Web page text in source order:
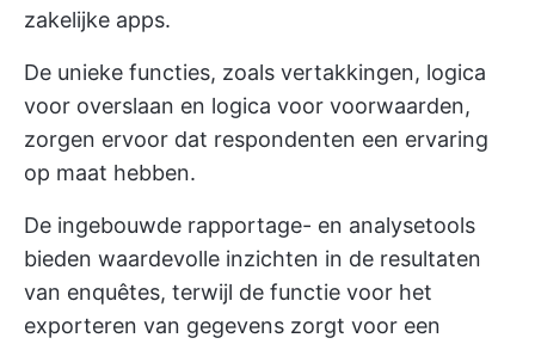
zakelijke apps.
De unieke functies, zoals vertakkingen, logica
voor overslaan en logica voor voorwaarden,
zorgen ervoor dat respondenten een ervaring
op maat hebben.
De ingebouwde rapportage- en analysetools
bieden waardevolle inzichten in de resultaten
van enquêtes, terwijl de functie voor het
exporteren van gegevens zorgt voor een